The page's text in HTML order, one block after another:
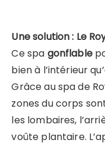
Une solution : Le
Ce spa gonflable
bien à l’intérieur
Grâce au spa de
zones du corps
les lombaires,
voûte plantaire.